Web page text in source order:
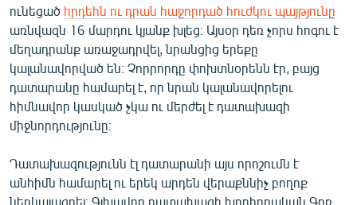
Հայերեն
English
Русский
ՀԵՏԵՎԵՔ ՄԵԶ
ունեցած հրդեհն ու դրան հաջորդած հուժկու պայթյունը
առնվազն 16 մարդու կյանք խլեց։ Այսօր դեռ չորս հոգու է
մեղադրանք առաջադրվել, նրանցից երեքը
կալանավորված են։ Չորրորդը փոխտնօրենն էր, բայց
դատարանը համարել է, որ նրան կալանավորելու
հիմնավոր կասկած չկա ու մերժել է դատախազի
միջնորդությունը։
Դատախազությունն էլ դատարանի այս որոշումն է
անհիմն համարել ու երեկ արդեն վերաքննիչ բողոք
ներկայացրել։ Գլխավոր դատախազի խորհրդական Գոռ